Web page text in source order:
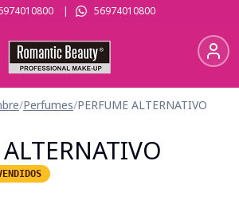
| 56974010800
/Perfumes/PERFUME ALTERNATIVO